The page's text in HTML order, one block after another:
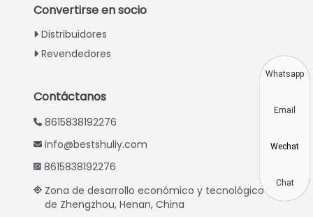
Convertirse en socio
Distribuidores
Revendedores
Contáctanos
8615838192276
info@bestshuliy.com
8615838192276
Zona de desarrollo económico y tecnológico
de Zhengzhou, Henan, China
Vietnamese
Whatsapp
Email
Wechat
Chat